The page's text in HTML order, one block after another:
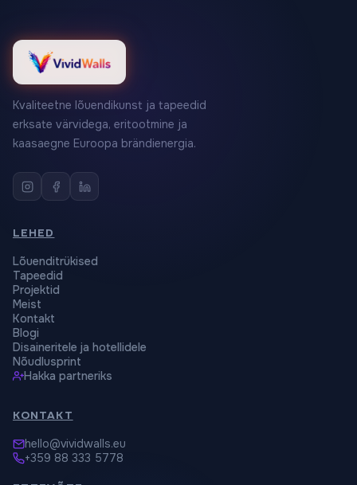
Kvaliteetne lõuendikunst ja tapeedid
erksate värvidega, eritootmine ja
kaasaegne Euroopa brändienergia.
LEHED
Lõuenditrükised
Tapeedid
Projektid
Meist
Kontakt
Blogi
Disaineritele ja hotellidele
Nõudlusprint
Hakka partneriks
KONTAKT
hello@vividwalls.eu
+359 88 333 5778